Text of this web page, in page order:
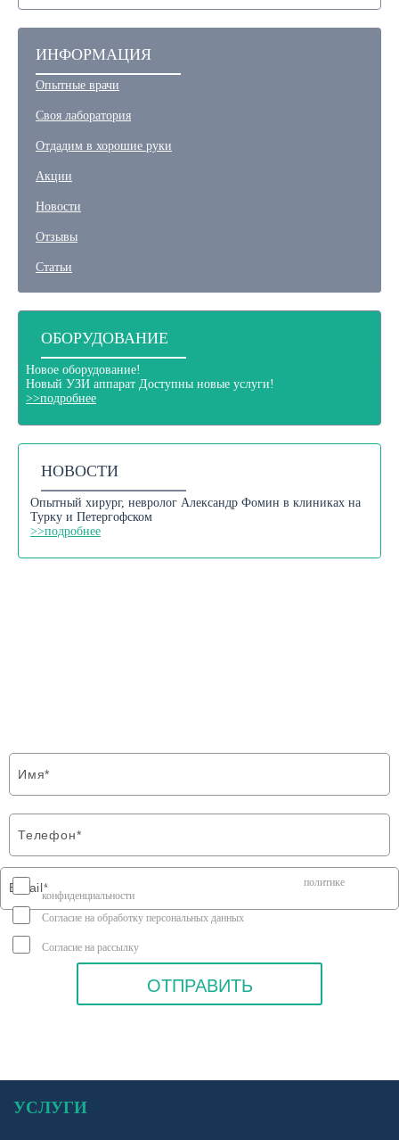
ИНФОРМАЦИЯ
Опытные врачи
Своя лаборатория
Отдадим в хорошие руки
Акции
Новости
Отзывы
Статьи
ОБОРУДОВАНИЕ
Новое оборудование!
Новый УЗИ аппарат Доступны новые услуги!
>>подробнее
НОВОСТИ
Опытный хирург, невролог Александр Фомин в клиниках на
Турку и Петергофском
>>подробнее
Я соглашаюсь на передачу персональных данных согласно политике
конфиденциальности
Согласие на обработку персональных данных
Согласие на рассылку
УСЛУГИ